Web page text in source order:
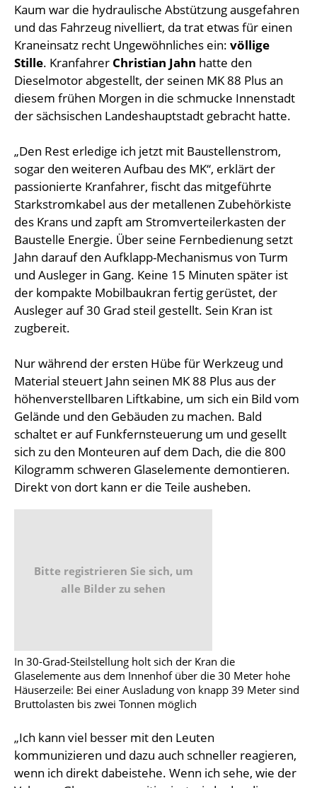
Kaum war die hydraulische Abstützung ausgefahren
und das Fahrzeug nivelliert, da trat etwas für einen
Kraneinsatz recht Ungewöhnliches ein: völlige
Stille. Kranfahrer Christian Jahn hatte den
Dieselmotor abgestellt, der seinen MK 88 Plus an
diesem frühen Morgen in die schmucke Innenstadt
der sächsischen Landeshauptstadt gebracht hatte.
„Den Rest erledige ich jetzt mit Baustellenstrom,
sogar den weiteren Aufbau des MK“, erklärt der
passionierte Kranfahrer, fischt das mitgeführte
Starkstromkabel aus der metallenen Zubehörkiste
des Krans und zapft am Stromverteilerkasten der
Baustelle Energie. Über seine Fernbedienung setzt
Jahn darauf den Aufklapp-Mechanismus von Turm
und Ausleger in Gang. Keine 15 Minuten später ist
der kompakte Mobilbaukran fertig gerüstet, der
Ausleger auf 30 Grad steil gestellt. Sein Kran ist
zugbereit.
Nur während der ersten Hübe für Werkzeug und
Material steuert Jahn seinen MK 88 Plus aus der
höhenverstellbaren Liftkabine, um sich ein Bild vom
Gelände und den Gebäuden zu machen. Bald
schaltet er auf Funkfernsteuerung um und gesellt
sich zu den Monteuren auf dem Dach, die die 800
Kilogramm schweren Glaselemente demontieren.
Direkt von dort kann er die Teile ausheben.
Bitte registrieren Sie sich, um
alle Bilder zu sehen
In 30-Grad-Steilstellung holt sich der Kran die
Glaselemente aus dem Innenhof über die 30 Meter hohe
Häuserzeile: Bei einer Ausladung von knapp 39 Meter sind
Bruttolasten bis zwei Tonnen möglich
„Ich kann viel besser mit den Leuten
kommunizieren und dazu auch schneller reagieren,
wenn ich direkt dabeistehe. Wenn ich sehe, wie der